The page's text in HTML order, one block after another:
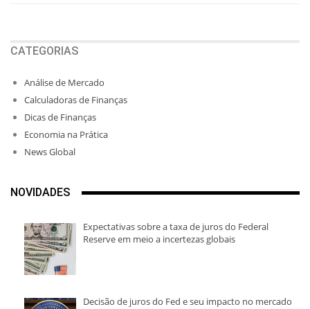
CATEGORIAS
Análise de Mercado
Calculadoras de Finanças
Dicas de Finanças
Economia na Prática
News Global
NOVIDADES
Expectativas sobre a taxa de juros do Federal
Reserve em meio a incertezas globais
Decisão de juros do Fed e seu impacto no mercado